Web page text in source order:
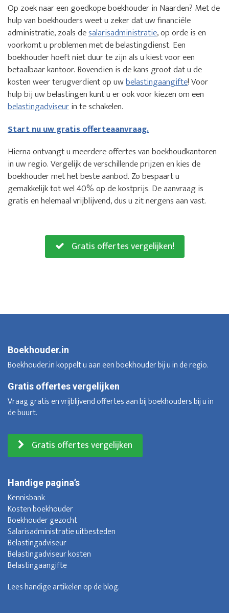
Op zoek naar een goedkope boekhouder in Naarden? Met de
hulp van boekhouders weet u zeker dat uw financiële
administratie, zoals desalarisadministratie, op orde is en
voorkomt u problemen met de belastingdienst. Een
boekhouder hoeft niet duur te zijn als u kiest voor een
betaalbaar kantoor. Bovendien is de kans groot dat u de
kosten weer terugverdient op uwbelastingaangifte! Voor
hulp bij uw belastingen kunt u er ook voor kiezen om een
belastingadviseurin te schakelen.
Start nu uw gratis offerteaanvraag.
Hierna ontvangt u meerdere offertes van boekhoudkantoren
in uw regio. Vergelijk de verschillende prijzen en kies de
boekhouder met het beste aanbod. Zo bespaart u
gemakkelijk tot wel 40% op de kostprijs. De aanvraag is
gratis en helemaal vrijblijvend, dus u zit nergens aan vast.
Gratis offertes vergelijken!
Boekhouder.in
Boekhouder.in koppelt u aan een boekhouder bij u in de regio.
Gratis offertes vergelijken
Vraag gratis en vrijblijvend offertes aan bij boekhouders bij u in
de buurt.
Gratis offertes vergelijken
Handige pagina’s
Kennisbank
Kosten boekhouder
Boekhouder gezocht
Salarisadministratie uitbesteden
Belastingadviseur
Belastingadviseur kosten
Belastingaangifte
Lees handige artikelen op deblog.